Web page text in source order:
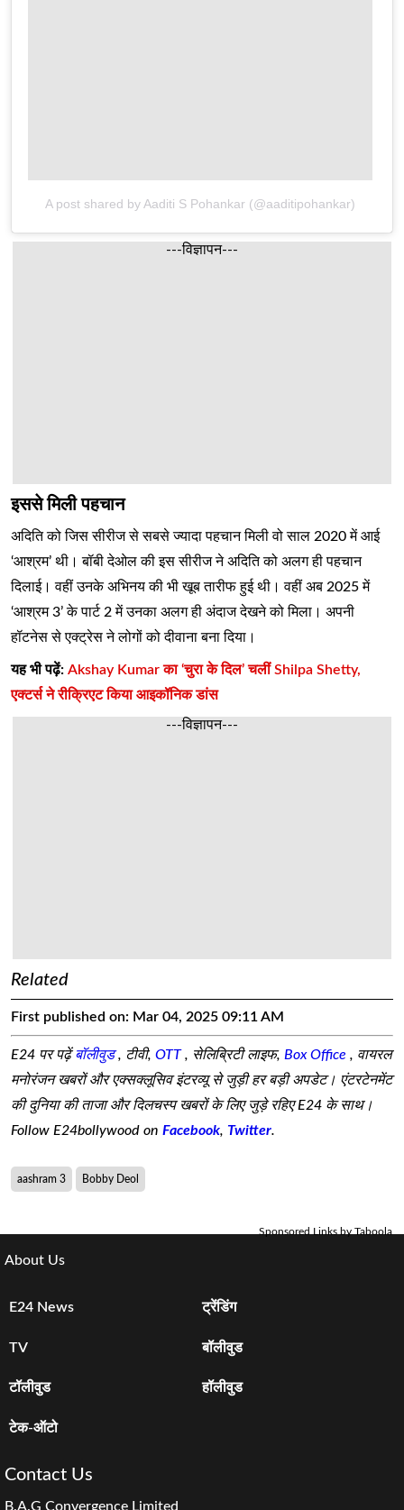
A post shared by Aaditi S Pohankar (@aaditipohankar)
---विज्ञापन---
इससे मिली पहचान
अदिति को जिस सीरीज से सबसे ज्यादा पहचान मिली वो साल 2020 में आई
‘आश्रम’ थी। बॉबी देओल की इस सीरीज ने अदिति को अलग ही पहचान
दिलाई। वहीं उनके अभिनय की भी खूब तारीफ हुई थी। वहीं अब 2025 में
‘आश्रम 3’ के पार्ट 2 में उनका अलग ही अंदाज देखने को मिला। अपनी
हॉटनेस से एक्ट्रेस ने लोगों को दीवाना बना दिया।
यह भी पढ़ें: Akshay Kumar का ‘चुरा के दिल’ चलीं Shilpa Shetty,
एक्टर्स ने रीक्रिएट किया आइकॉनिक डांस
---विज्ञापन---
Related
First published on: Mar 04, 2025 09:11 AM
E24 पर पढ़ेंबॉलीवुड, टीवी, OTT, सेलिब्रिटी लाइफ, Box Office , वायरल
मनोरंजन खबरों और एक्सक्लूसिव इंटरव्यू से जुड़ी हर बड़ी अपडेट। एंटरटेनमेंट
की दुनिया की ताजा और दिलचस्प खबरों के लिए जुड़े रहिए E24 के साथ।
Follow E24bollywood on Facebook, Twitter.
aashram 3 Bobby Deol
Sponsored Links by Taboola
About Us
E24 News ट्रेंडिंग
TV बॉलीवुड
टॉलीवुड हॉलीवुड
टेक-ऑटो
Contact Us
B.A.G Convergence Limited